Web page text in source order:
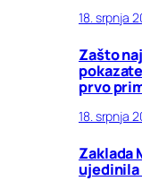
18. srpnja
Zašto
prvo
18. srpnja
Zaklada
ujedinila